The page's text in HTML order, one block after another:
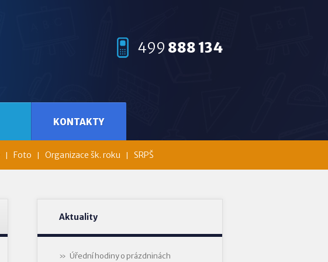
499 888 134
Foto Organizace šk. roku SRPŠ
KONTAKTY
Aktuality
Úřední hodiny o prázdninách